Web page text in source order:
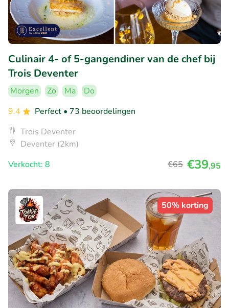
Culinair 4- of 5-gangendiner van de chef bij
Trois Deventer
Morgen Zo Ma
Do
9.4
Perfect • 73 beoordelingen
Trois Deventer
Deventer (2km)
Verkocht: 8
€65 €39,95
50% korting